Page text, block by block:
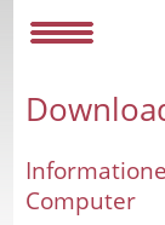
Computer